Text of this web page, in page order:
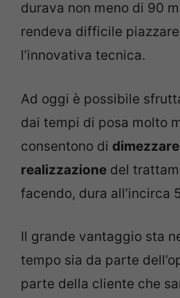
durava non meno di 90
rendeva difficile
l’innovativa tecnica.
Ad oggi è possibile
dai tempi di posa molto
consentono di
realizzazione del
facendo, dura all’incirca
Il grande vantaggio sta
tempo sia da parte
parte della cliente che